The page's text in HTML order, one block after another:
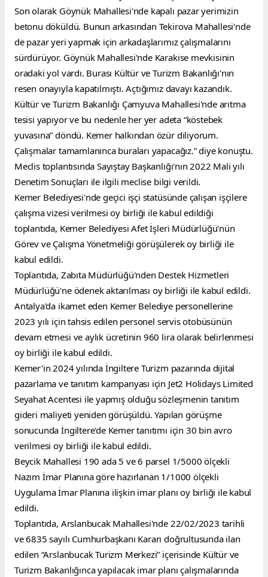
Son olarak Göynük Mahallesi'nde kapalı pazar yerimizin
betonu döküldü. Bunun arkasından Tekirova Mahallesi'nde
de pazar yeri yapmak için arkadaşlarımız çalışmalarını
sürdürüyor. Göynük Mahallesi'nde Karakise mevkisinin
oradaki yol vardı. Burası Kültür ve Turizm Bakanlığı'nın
resen onayıyla kapatılmıştı. Açtığımız davayı kazandık.
Kültür ve Turizm Bakanlığı Çamyuva Mahallesi'nde arıtma
tesisi yapıyor ve bu nedenle her yer adeta “köstebek
yuvasına” döndü. Kemer halkından özür diliyorum.
Çalışmalar tamamlanınca buraları yapacağız.” diye konuştu.
Meclis toplantısında Sayıştay Başkanlığı'nın 2022 Mali yılı
Denetim Sonuçları ile ilgili meclise bilgi verildi.
Kemer Belediyesi'nde geçici işçi statüsünde çalışan işçilere
çalışma vizesi verilmesi oy birliği ile kabul edildiği
toplantıda, Kemer Belediyesi Afet İşleri Müdürlüğü'nün
Görev ve Çalışma Yönetmeliği görüşülerek oy birliği ile
kabul edildi.
Toplantıda, Zabıta Müdürlüğü'nden Destek Hizmetleri
Müdürlüğü'ne ödenek aktarılması oy birliği ile kabul edildi.
Antalya'da ikamet eden Kemer Belediye personellerine
2023 yılı için tahsis edilen personel servis otobüsünün
devam etmesi ve aylık ücretinin 960 lira olarak belirlenmesi
oy birliği ile kabul edildi.
Kemer'in 2024 yılında İngiltere Turizm pazarında dijital
pazarlama ve tanıtım kampanyası için Jet2 Holidays Limited
Seyahat Acentesi ile yapmış olduğu sözleşmenin tanıtım
gideri maliyeti yeniden görüşüldü. Yapılan görüşme
sonucunda İngiltere'de Kemer tanıtımı için 30 bin avro
verilmesi oy birliği ile kabul edildi.
Beycik Mahallesi 190 ada 5 ve 6 parsel 1/5000 ölçekli
Nazım İmar Planına göre hazırlanan 1/1000 ölçekli
Uygulama İmar Planına ilişkin imar planı oy birliği ile kabul
edildi.
Toplantıda, Arslanbucak Mahallesi'nde 22/02/2023 tarihli
ve 6835 sayılı Cumhurbaşkanı Kararı doğrultusunda ilan
edilen “Arslanbucak Turizm Merkezi” içerisinde Kültür ve
Turizm Bakanlığınca yapılacak imar planı çalışmalarında